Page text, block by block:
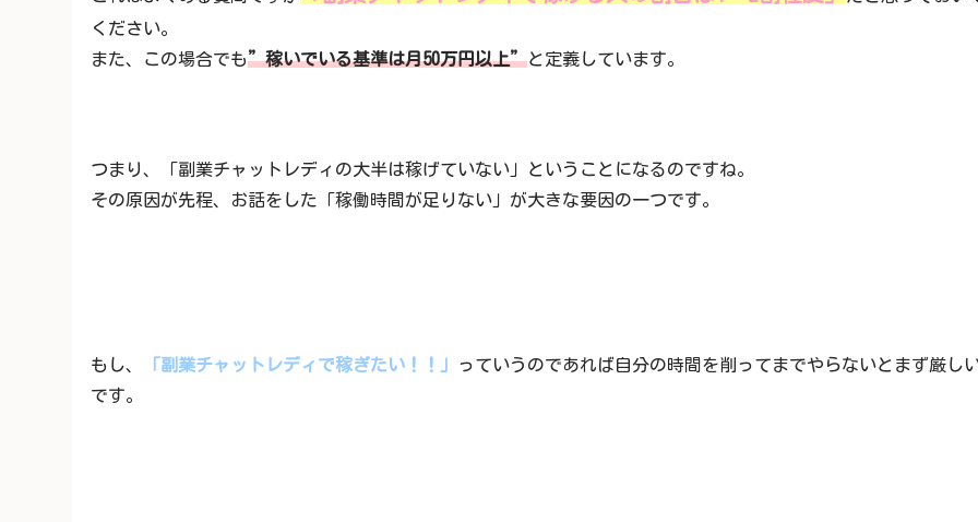
ください。
また、この場合でも”稼いでいる基準は月50万円以上”と定義しています。
つまり、「副業チャットレディの大半は稼げていない」ということになるのですね。
その原因が先程、お話をした「稼働時間が足りない」が大きな要因の一つです。
もし、 「副業チャットレディで稼ぎたい！！」
っていうのであれば自分の時間を削ってまでやらないとまず厳し
です。